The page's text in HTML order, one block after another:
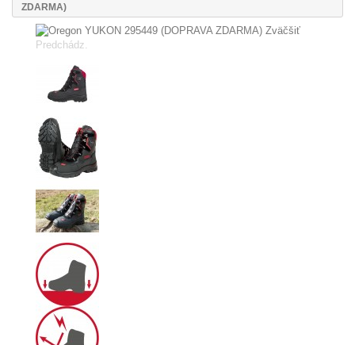
ZDARMA)
Zväčšiť
Predchádz.